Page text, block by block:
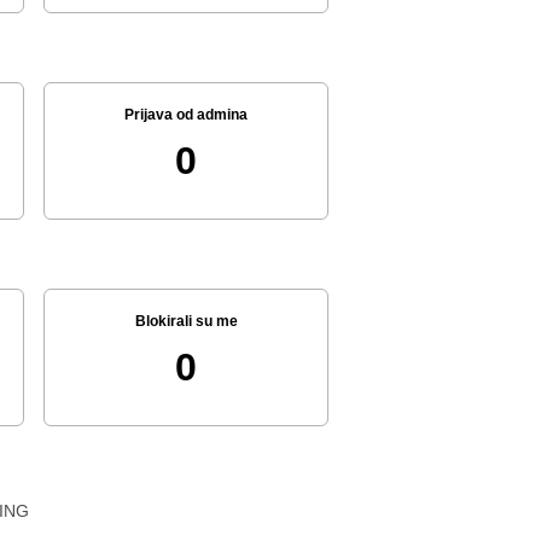
Prijava od admina
0
Blokirali su me
0